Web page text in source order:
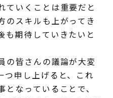
ていくことは重要だと
のスキルも上がってき
も期待していきたいと
の皆さんの議論が大変
つ申し上げると、これ
なっていることで、